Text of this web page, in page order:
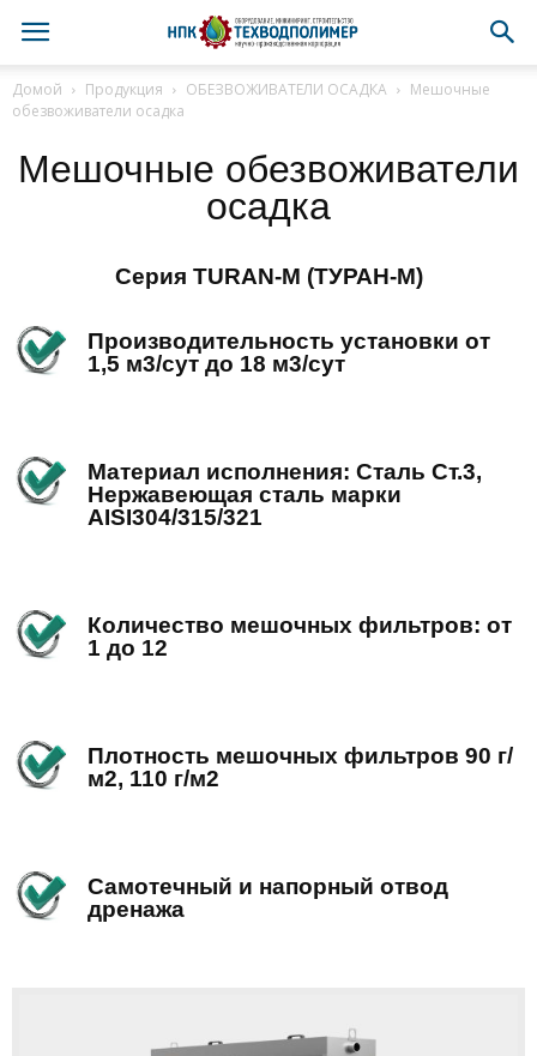
Домой Продукция ОБЕЗВОЖИВАТЕЛИ ОСАДКА
Мешочные
обезвоживатели осадка
Мешочные обезвоживатели
осадка
Серия TURAN-М (ТУРАН-М)
Производительность установки от
1,5 м3/сут до 18 м3/сут
Материал исполнения: Сталь Ст.3,
Нержавеющая сталь марки
AISI304/315/321
Количество мешочных фильтров: от
1 до 12
Плотность мешочных фильтров 90 г/
м2, 110 г/м2
Самотечный и напорный отвод
дренажа